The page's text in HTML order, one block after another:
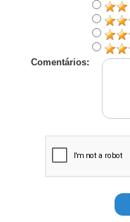
Comentários: